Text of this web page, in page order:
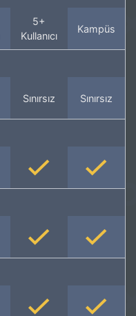
5+
Kullanıcı
Kampüs
Sınırsız Sınırsız